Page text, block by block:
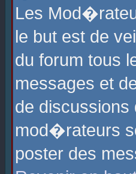
Les
le but est de
du forum tous
messages et
de
mod�rateurs
poster des